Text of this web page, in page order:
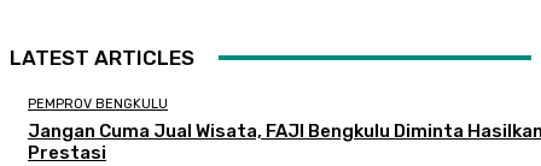
LATEST ARTICLES
PEMPROV BENGKULU
Jangan Cuma Jual Wisata, FAJI Bengkulu Diminta
Prestasi